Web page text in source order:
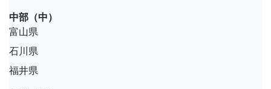
中部（中）
富山県
石川県
福井県